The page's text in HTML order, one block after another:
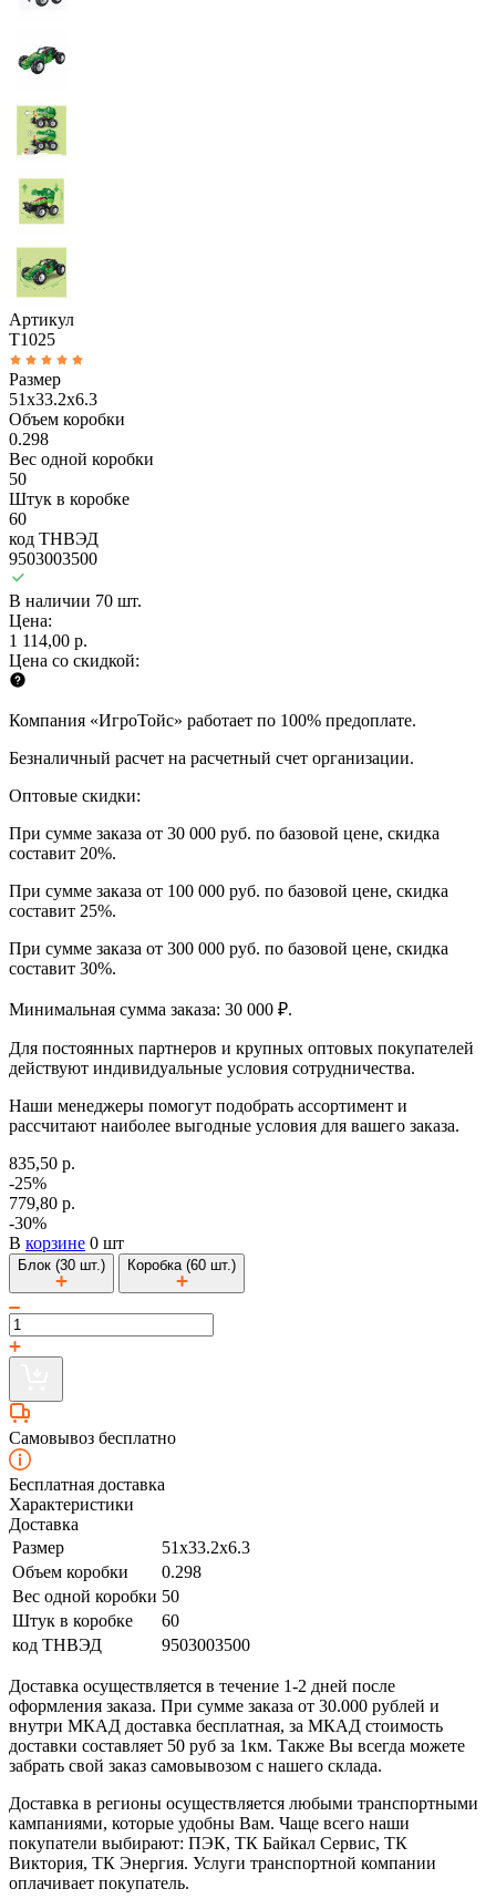
Артикул
T1025
Размер
51x33.2x6.3
Объем коробки
0.298
Вес одной коробки
50
Штук в коробке
60
код ТНВЭД
9503003500
В наличии 70 шт.
Цена:
1 114,00 р.
Цена со скидкой:
Компания «ИгроТойс» работает по 100% предоплате.
Безналичный расчет на расчетный счет организации.
Оптовые скидки:
При сумме заказа от 30 000 руб. по базовой цене, скидка
составит 20%.
При сумме заказа от 100 000 руб. по базовой цене, скидка
составит 25%.
При сумме заказа от 300 000 руб. по базовой цене, скидка
составит 30%.
Минимальная сумма заказа: 30 000 ₽.
Для постоянных партнеров и крупных оптовых покупателей
действуют индивидуальные условия сотрудничества.
Наши менеджеры помогут подобрать ассортимент и
рассчитают наиболее выгодные условия для вашего заказа.
835,50 р.
-25%
779,80 р.
-30%
В корзине 0 шт
Блок (30 шт.) Коробка (60 шт.)
Самовывоз бесплатно
Бесплатная доставка
Характеристики
Доставка
Размер
51x33.2x6.3
Объем коробки
0.298
Вес одной коробки 50
Штук в коробке
60
код ТНВЭД
9503003500
Доставка осуществляется в течение 1-2 дней после
оформления заказа. При сумме заказа от 30.000 рублей и
внутри МКАД доставка бесплатная, за МКАД стоимость
доставки составляет 50 руб за 1км. Также Вы всегда можете
забрать свой заказ самовывозом с нашего склада.
Доставка в регионы осуществляется любыми транспортными
кампаниями, которые удобны Вам. Чаще всего наши
покупатели выбирают: ПЭК, ТК Байкал Сервис, ТК
Виктория, ТК Энергия. Услуги транспортной компании
оплачивает покупатель.